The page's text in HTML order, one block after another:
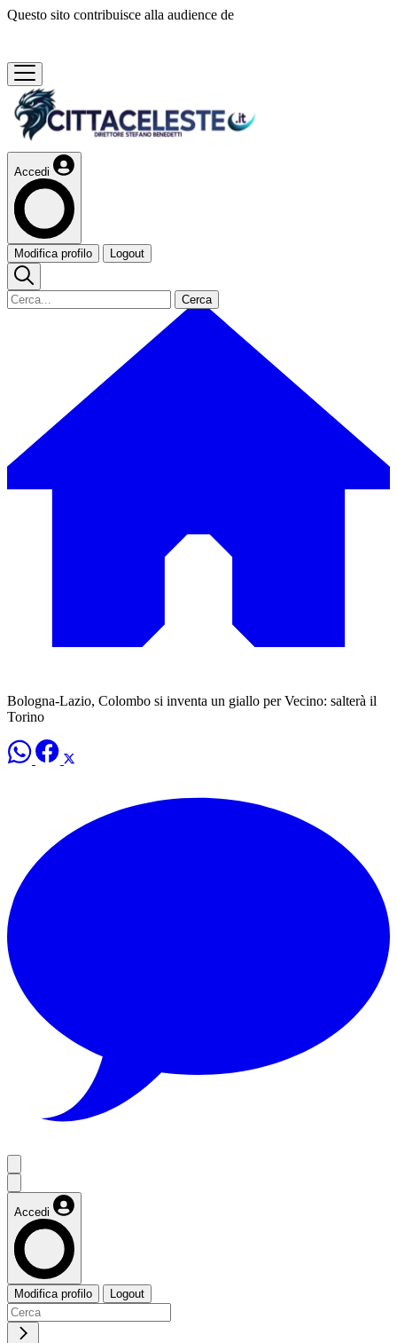
Questo sito contribuisce alla audience de
Accedi
Modifica profilo Logout
Cerca
Bologna-Lazio, Colombo si inventa un giallo per Vecino: salterà il
Torino
Accedi
Modifica profilo Logout